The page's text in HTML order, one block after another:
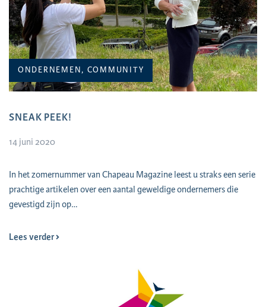
ONDERNEMEN, COMMUNITY
SNEAK PEEK!
14 juni 2020
In het zomernummer van Chapeau Magazine leest u straks een serie
prachtige artikelen over een aantal geweldige ondernemers die
gevestigd zijn op…
Lees verder